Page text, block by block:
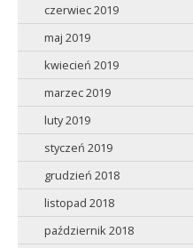
czerwiec 2019
maj 2019
kwiecień 2019
marzec 2019
luty 2019
styczeń 2019
grudzień 2018
listopad 2018
październik 2018